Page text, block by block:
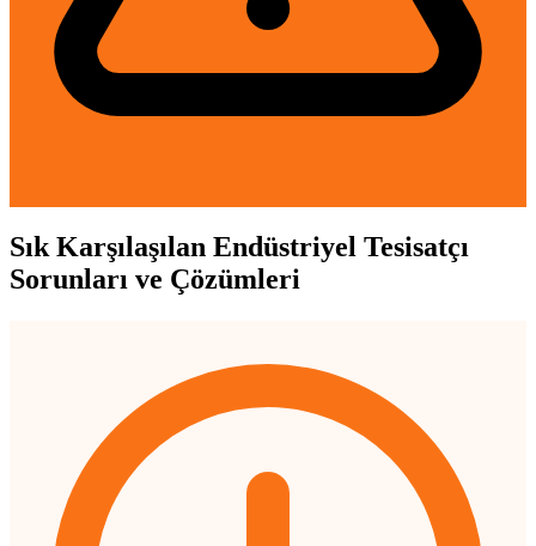
Sık Karşılaşılan Endüstriyel Tesisatçı
Sorunları ve Çözümleri